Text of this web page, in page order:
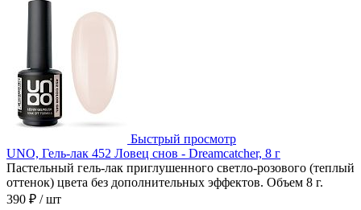
Быстрый просмотр
UNO, Гель-лак 452 Ловец снов - Dreamcatcher, 8 г
Пастельный гель-лак приглушенного светло-розового (теплый
оттенок) цвета без дополнительных эффектов. Объем 8 г.
390 ₽ / шт